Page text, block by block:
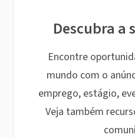
Descubra a
Encontre
mundo com o
emprego, estágio,
Veja também